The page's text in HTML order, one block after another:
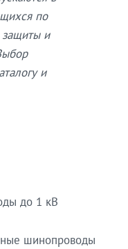
по
защиты и
и
до 1 кВ
шинопроводы